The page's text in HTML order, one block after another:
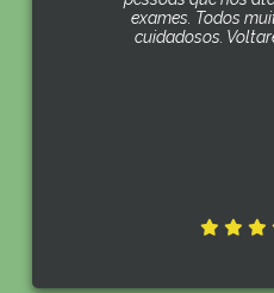
exames. Todos
cuidadosos.